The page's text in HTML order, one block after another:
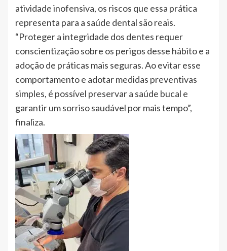
atividade inofensiva, os riscos que essa prática
representa para a saúde dental são reais.
“Proteger a integridade dos dentes requer
conscientização sobre os perigos desse hábito e a
adoção de práticas mais seguras. Ao evitar esse
comportamento e adotar medidas preventivas
simples, é possível preservar a saúde bucal e
garantir um sorriso saudável por mais tempo”,
finaliza.